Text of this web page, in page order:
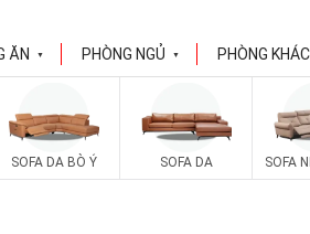
ĂN ▼ PHÒNG NGỦ ▼ PHÒNG
SOFA DA BÒ Ý SOFA DA SOFA